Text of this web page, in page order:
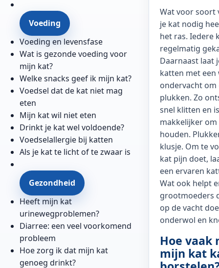
Voeding
Voeding en levensfase
Wat is gezonde voeding voor
mijn kat?
Welke snacks geef ik mijn kat?
Voedsel dat de kat niet mag
eten
Mijn kat wil niet eten
Drinkt je kat wel voldoende?
Voedselallergie bij katten
Als je kat te licht of te zwaar is
Gezondheid
Heeft mijn kat
urinewegproblemen?
Diarree: een veel voorkomend
probleem
Hoe zorg ik dat mijn kat
genoeg drinkt?
Wat voor soort
je kat nodig
het ras. Iedere
regelmatig
Daarnaast laat
katten met een
ondervacht
plukken. Zo
snel klitten en
makkelijker
houden.
klusje. Om te
kat pijn doet,
een ervaren
Wat ook helpt
grootmoeders
op de vacht
onderwol en
Hoe vaak
mijn kat